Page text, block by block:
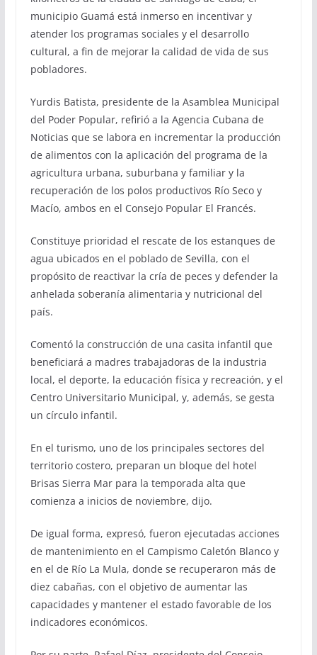
municipio Guamá está inmerso en incentivar y
atender los programas sociales y el desarrollo
cultural, a fin de mejorar la calidad de vida de sus
pobladores.
Yurdis Batista, presidente de la Asamblea Municipal
del Poder Popular, refirió a la Agencia Cubana de
Noticias que se labora en incrementar la producción
de alimentos con la aplicación del programa de la
agricultura urbana, suburbana y familiar y la
recuperación de los polos productivos Río Seco y
Macío, ambos en el Consejo Popular El Francés.
Constituye prioridad el rescate de los estanques de
agua ubicados en el poblado de Sevilla, con el
propósito de reactivar la cría de peces y defender la
anhelada soberanía alimentaria y nutricional del
país.
Comentó la construcción de una casita infantil que
beneficiará a madres trabajadoras de la industria
local, el deporte, la educación física y recreación, y el
Centro Universitario Municipal, y, además, se gesta
un círculo infantil.
En el turismo, uno de los principales sectores del
territorio costero, preparan un bloque del hotel
Brisas Sierra Mar para la temporada alta que
comienza a inicios de noviembre, dijo.
De igual forma, expresó, fueron ejecutadas acciones
de mantenimiento en el Campismo Caletón Blanco y
en el de Río La Mula, donde se recuperaron más de
diez cabañas, con el objetivo de aumentar las
capacidades y mantener el estado favorable de los
indicadores económicos.